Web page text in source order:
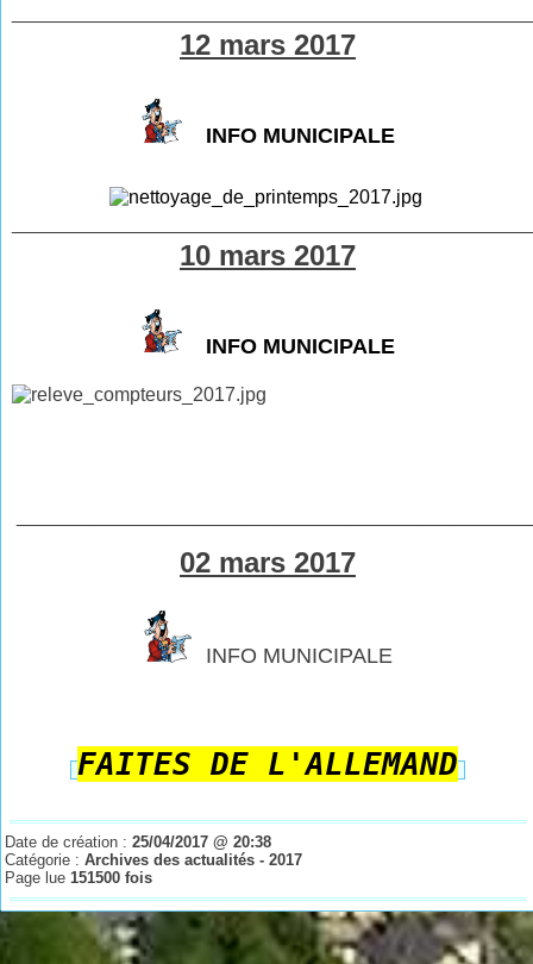
12 mars 2017
INFO MUNICIPALE
10 mars 2017
INFO MUNICIPALE
02 mars 2017
INFO MUNICIPALE
FAITES DE L'ALLEMAND
Date de création :25/04/2017 @ 20:38
Catégorie :Archives des actualités - 2017
Page lue151500 fois